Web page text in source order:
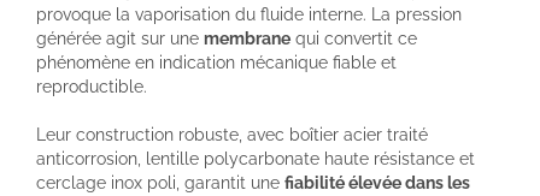
provoque la vaporisation du fluide interne. La pression
générée agit sur une membranequi convertit ce
phénomène en indication mécanique fiable et
reproductible.
Leur construction robuste, avec boîtier acier traité
anticorrosion, lentille polycarbonate haute résistance et
cerclage inox poli, garantit une fiabilité élevée dans les